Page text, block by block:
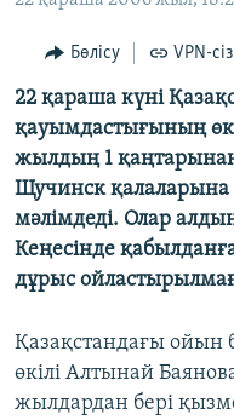
АРНАЙЫ ЖОБАЛАР
ЖАЗЫЛЫҢЫЗ
Басқа тілдерде
Бөлісу VPN-
22 қараша күні
қауымдастығының
жылдың 1
Щучинск қалаларына
мәлімдеді. Олар
Кеңесінде
дұрыс
Қазақстандағы ойын
өкілі Алтынай
жылдардан бері